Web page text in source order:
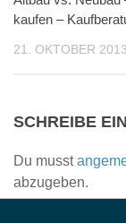
kaufen –
21. OKTOBER 2013
SCHREIBE
Du musst
abzugeben.